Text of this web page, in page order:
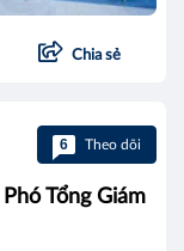
Chia sẻ
6 Theo dõi
Tổng Giám